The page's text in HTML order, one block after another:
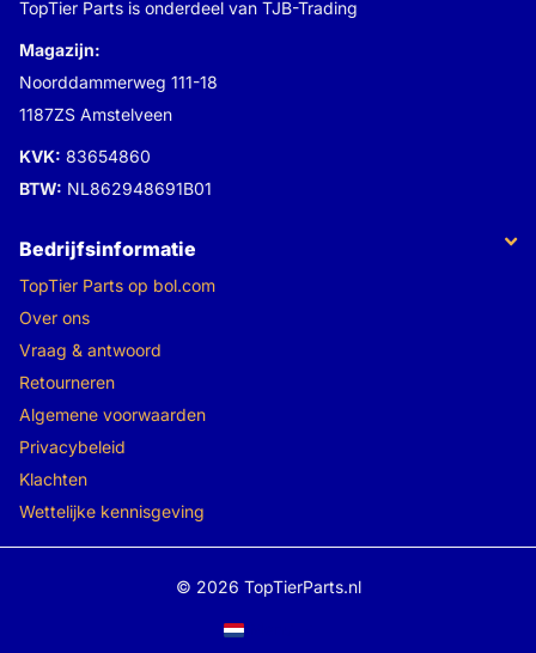
TopTier Parts is onderdeel van TJB-Trading
Magazijn:
Noorddammerweg 111-18
1187ZS Amstelveen
KVK: 83654860
BTW: NL862948691B01
Bedrijfsinformatie
TopTier Parts op bol.com
Over ons
Vraag & antwoord
Retourneren
Algemene voorwaarden
Privacybeleid
Klachten
Wettelijke kennisgeving
© 2026 TopTierParts.nl